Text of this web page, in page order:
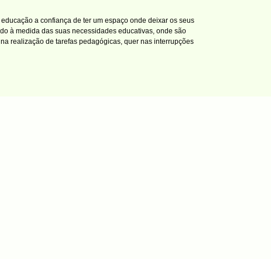
a confiança de ter um espaço onde deixar os seus
à medida das suas necessidades educativas, onde são
realização de tarefas pedagógicas, quer nas interrupções